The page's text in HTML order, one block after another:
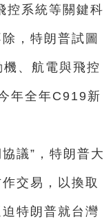
控系統等關鍵科
，特朗普試圖
、航電與飛控
年全年C919新
議”，特朗普大
交易，以換取
特朗普就台灣